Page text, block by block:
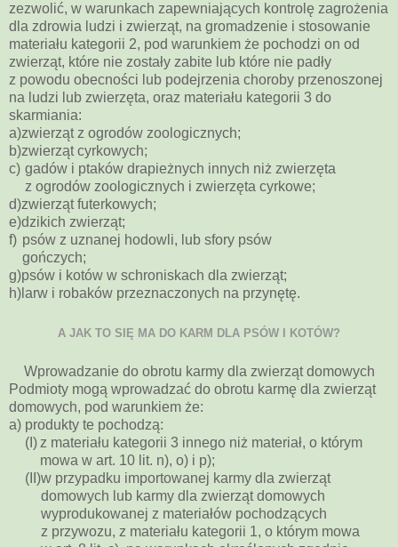
zezwolić, w warunkach zapewniających kontrolę zagrożenia
dla zdrowia ludzi i zwierząt, na gromadzenie i stosowanie
materiału kategorii 2, pod warunkiem że pochodzi on od
zwierząt, które nie zostały zabite lub które nie padły
z powodu obecności lub podejrzenia choroby przenoszonej
na ludzi lub zwierzęta, oraz materiału kategorii 3 do
skarmiania:
a)zwierząt z ogrodów zoologicznych;
b)zwierząt cyrkowych;
c) gadów i ptaków drapieżnych innych niż zwierzęta
z ogrodów zoologicznych i zwierzęta cyrkowe;
d)zwierząt futerkowych;
e)dzikich zwierząt;
f) psów z uznanej hodowli, lub sfory psów
gończych;
g)psów i kotów w schroniskach dla zwierząt;
h) larw i robaków przeznaczonych na przynętę.
A JAK TO SIĘ MA DO KARM DLA PSÓW I KOTÓW?
Wprowadzanie do obrotu karmy dla zwierząt domowych
Podmioty mogą wprowadzać do obrotu karmę dla zwierząt
domowych, pod warunkiem że:
a) produkty te pochodzą:
(I) z materiału kategorii 3 innego niż materiał, o którym
mowa w art. 10 lit. n), o) i p);
(II)w przypadku importowanej karmy dla zwierząt
domowych lub karmy dla zwierząt domowych
wyprodukowanej z materiałów pochodzących
z przywozu, z materiału kategorii 1, o którym mowa